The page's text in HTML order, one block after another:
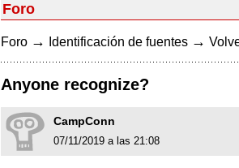
Foro
Foro → Identificación de fuentes →
Anyone recognize?
CampConn
07/11/2019 a las 21:08